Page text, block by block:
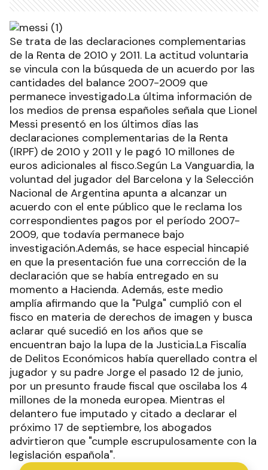
Se trata de las declaraciones complementarias
de la Renta de 2010 y 2011. La actitud voluntaria
se vincula con la búsqueda de un acuerdo por las
cantidades del balance 2007-2009 que
permanece investigado.La última información de
los medios de prensa españoles señala que Lionel
Messi presentó en los últimos días las
declaraciones complementarias de la Renta
(IRPF) de 2010 y 2011 y le pagó 10 millones de
euros adicionales al fisco.Según La Vanguardia, la
voluntad del jugador del Barcelona y la Selección
Nacional de Argentina apunta a alcanzar un
acuerdo con el ente público que le reclama los
correspondientes pagos por el período 2007-
2009, que todavía permanece bajo
investigación.Además, se hace especial hincapié
en que la presentación fue una corrección de la
declaración que se había entregado en su
momento a Hacienda. Además, este medio
amplía afirmando que la "Pulga" cumplió con el
fisco en materia de derechos de imagen y busca
aclarar qué sucedió en los años que se
encuentran bajo la lupa de la Justicia.La Fiscalía
de Delitos Económicos había querellado contra el
jugador y su padre Jorge el pasado 12 de junio,
por un presunto fraude fiscal que oscilaba los 4
millones de la moneda europea. Mientras el
delantero fue imputado y citado a declarar el
próximo 17 de septiembre, los abogados
advirtieron que "cumple escrupulosamente con la
legislación española".